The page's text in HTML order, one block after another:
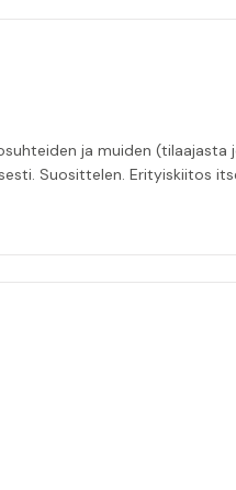
ja muiden
Suosittelen. Erityiskiitos